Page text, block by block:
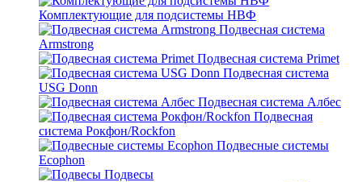
Комплектующие для подсистемы НВФ
Подвесная система
Armstrong
Подвесная система Primet
Подвесная система
USG Donn
Подвесная система Албес
Подвесная
система Рокфон/Rockfon
Подвесные системы
Ecophon
Подвесы